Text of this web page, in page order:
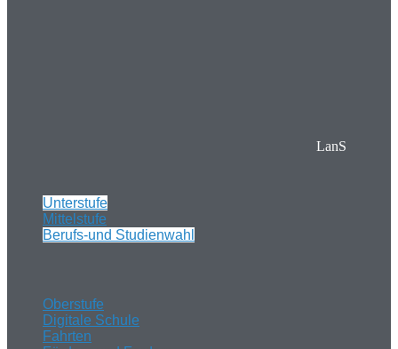
LanS
Unterstufe
Mittelstufe
Berufs-und Studienwahl
Oberstufe
Digitale Schule
Fahrten